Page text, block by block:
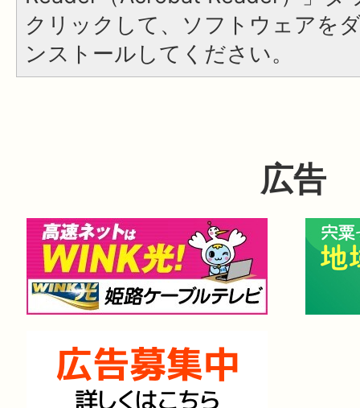
クリックして、ソフトウェアを
ンストールしてください。
広告